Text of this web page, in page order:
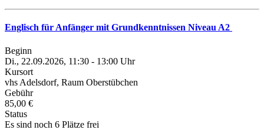
Englisch für Anfänger mit Grundkenntnissen Niveau A2
Beginn
Di., 22.09.2026, 11:30 - 13:00 Uhr
Kursort
vhs Adelsdorf, Raum Oberstübchen
Gebühr
85,00 €
Status
Es sind noch 6 Plätze frei